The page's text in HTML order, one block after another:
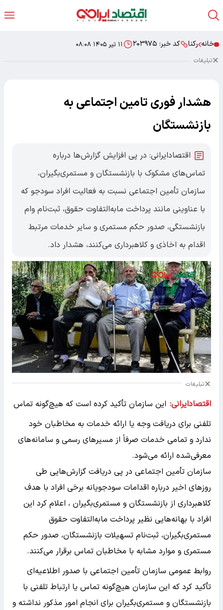
خانه رکنا کد خبر: ۲۰۳۹۷۵ ۱۱ تیر ۱۴۰۵ ۰۸:۰۸
تبلیغات
هشدار فوری تامین اجتماعی به
بازنشستگان
اقتصادایرانی: در پی افزایش گزارش‌ها درباره
تماس‌های مشکوک با بازنشستگان و مستمری‌بگیران،
سازمان تأمین اجتماعی نسبت به فعالیت افراد سودجو که
با عناوینی مانند پرداخت مابه‌التفاوت حقوق، ثبت‌نام وام
بازنشستگی، صدور حکم مستمری و سایر خدمات مرتبط
اقدام به اخاذی و کلاهبرداری می‌کنند، هشدار داد.
تبلیغات
اقتصادایرانی: این سازمان تأکید کرده است که هیچ‌گونه تماس
تلفنی برای دریافت وجه یا ارائه خدمات به مخاطبان خود
ندارد و تمامی خدمات صرفاً از مسیرهای رسمی و سامانه‌های
معرفی‌شده ارائه می‌شود.
سازمان تأمین اجتماعی در پی دریافت گزارش‌هایی طی
روزهای اخیر درباره اقدامات سودجویانه برخی افراد با هدف
کلاهبرداری از بازنشستگان و مستمری‌بگیران ، اعلام کرد این
افراد با بهانه‌هایی نظیر پرداخت مابه‌التفاوت حقوق
مستمری‌بگیران، ثبت‌نام تسهیلات بازنشستگان، صدور حکم
مستمری و موارد مشابه با مخاطبان تماس برقرار می‌کنند.
روابط عمومی سازمان تأمین اجتماعی با صدور اطلاعیه‌ای
تأکید کرد که این سازمان هیچ‌گونه تماس یا ارتباط تلفنی با
بازنشستگان و مستمری‌بگیران برای انجام امور مذکور نداشته و